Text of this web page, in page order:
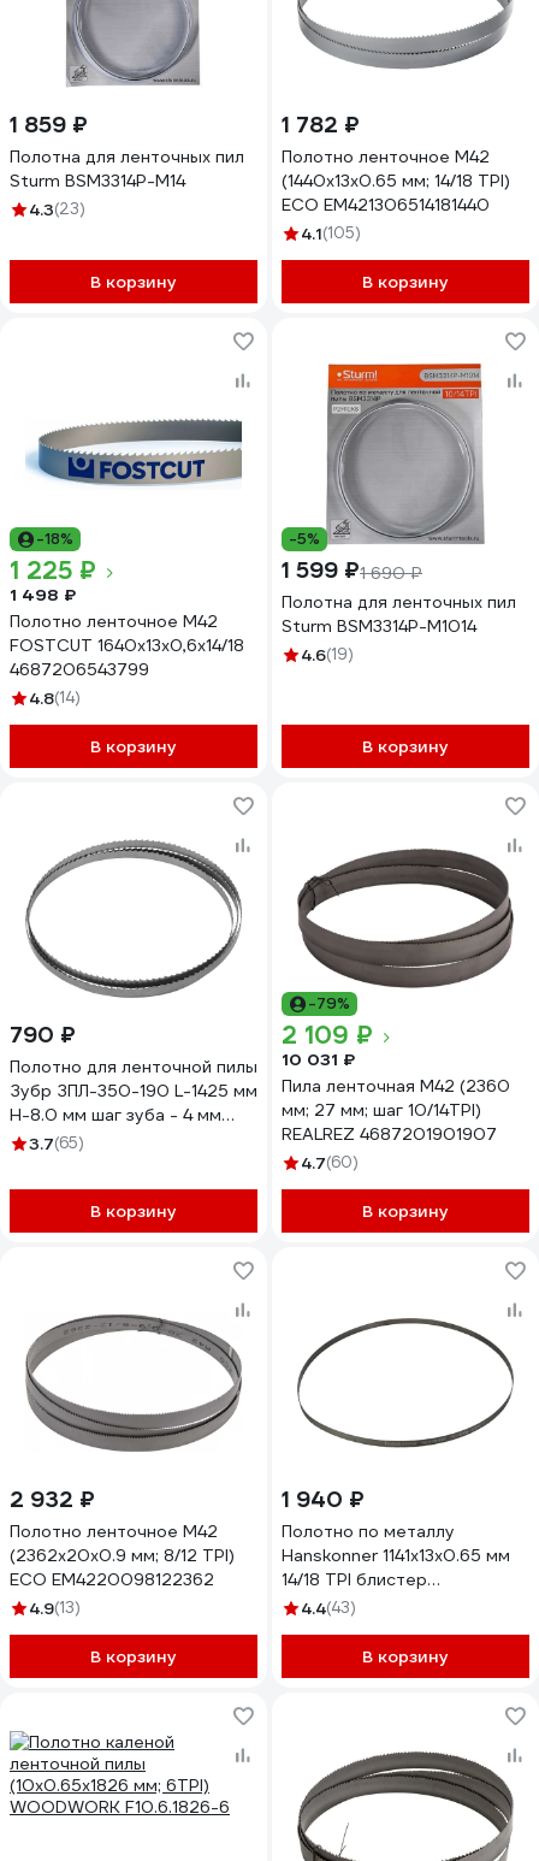
1 859 ₽
Полотна для ленточных пил
Sturm BSM3314P-M14
4.3(23)
В корзину
1 782 ₽
Полотно ленточное М42
(1440х13х0.65 мм; 14/18 TPI)
ECO EM421306514181440
4.1(105)
В корзину
-18%
1 225 ₽
1 498 ₽
Полотно ленточное M42
FOSTCUT 1640x13x0,6x14/18
4687206543799
4.8(14)
В корзину
-5%
1 599 ₽1 690 ₽
Полотна для ленточных пил
Sturm BSM3314P-M1014
4.6(19)
В корзину
790 ₽
Полотно для ленточной пилы
Зубр ЗПЛ-350-190 L-1425 мм
H-8.0 мм шаг зуба - 4 мм
6TPI материал углеродистая
3.7(65)
В корзину
-79%
2 109 ₽
10 031 ₽
Пила ленточная M42 (2360
мм; 27 мм; шаг 10/14TPI)
REALREZ 4687201901907
4.7(60)
В корзину
2 932 ₽
Полотно ленточное М42
(2362х20х0.9 мм; 8/12 TPI)
ECO EM4220098122362
4.9(13)
В корзину
1 940 ₽
Полотно по металлу
Hanskonner 1141x13x0.65 мм
14/18 TPI блистер
HBS14127M-M1418
4.4(43)
В корзину